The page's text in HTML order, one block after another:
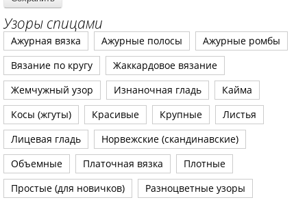
Узоры спицами
Ажурная вязка Ажурные полосы
Ажурные ромбы
Вязание по кругу
Жаккардовое вязание
Жемчужный узор
Изнаночная гладь
Кайма
Косы (жгуты)
Красивые Крупные
Листья
Лицевая гладь
Норвежские (скандинавские)
Объемные
Платочная вязка
Плотные
Простые (для новичков)
Разноцветные узоры